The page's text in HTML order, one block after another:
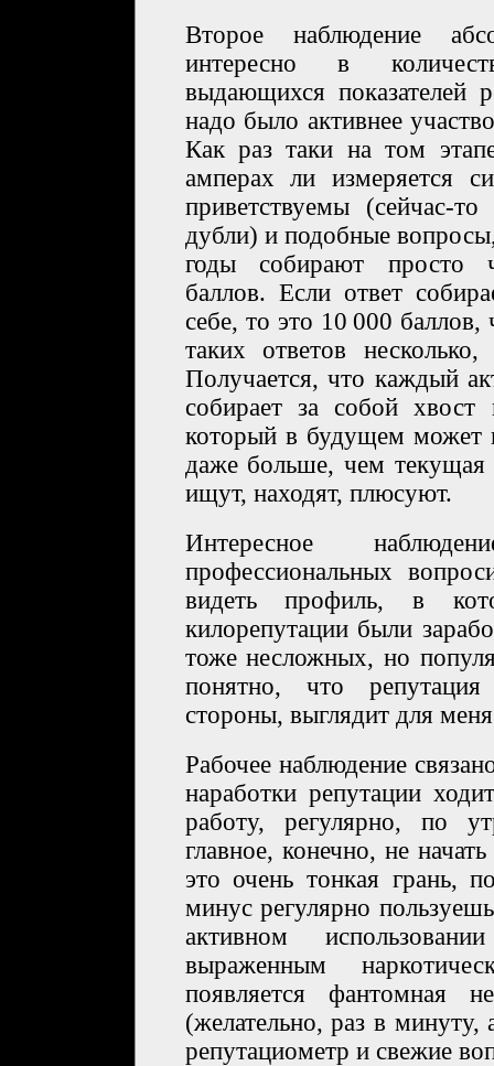
Второе наблюдение
интересно в
выдающихся показателей
надо было активнее
Как раз таки на том
амперах ли измеряется
приветствуемы (сейчас-
дубли) и подобные
годы собирают просто
баллов. Если ответ
себе, то это 10 000
таких ответов
Получается, что каждый
собирает за собой
который в будущем может
даже больше, чем текущая
ищут, находят, плюсуют.
Интересное
профессиональных
видеть профиль, в
килорепутации были
тоже несложных, но
понятно, что
стороны, выглядит для
Рабочее наблюдение
наработки репутации
работу, регулярно, по
главное, конечно, не
это очень тонкая грань,
минус регулярно
активном
выраженным
появляется фантомная
(желательно, раз в
репутациометр и свежие